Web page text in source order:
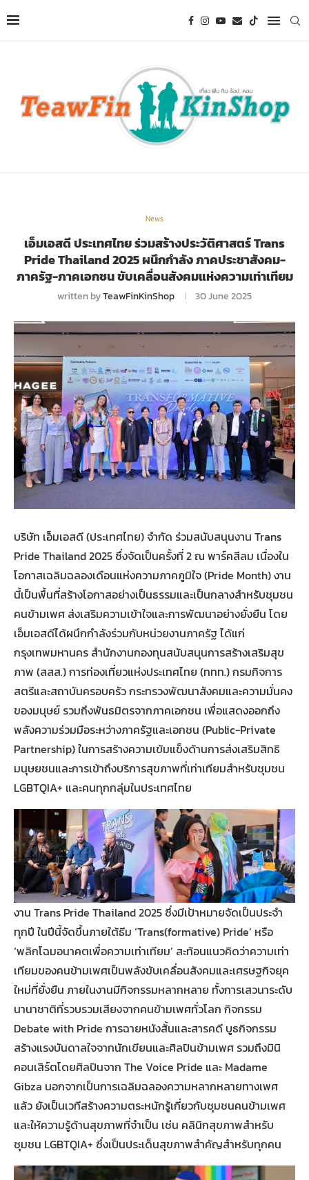
News
เอ็มเอสดี ประเทศไทย ร่วมสร้างประวัติศาสตร์ Trans
Pride Thailand 2025 ผนึกกำลัง ภาคประชาสังคม-
ภาครัฐ-ภาคเอกชน ขับเคลื่อนสังคมแห่งความเท่าเทียม
written byTeawFinKinShop 30 June 2025
บริษัท เอ็มเอสดี (ประเทศไทย) จำกัด ร่วมสนับสนุนงาน Trans
Pride Thailand 2025 ซึ่งจัดเป็นครั้งที่ 2 ณ พาร์คสีลม เนื่องใน
โอกาสเฉลิมฉลองเดือนแห่งความภาคภูมิใจ (Pride Month) งาน
นี้เป็นพื้นที่สร้างโอกาสอย่างเป็นธรรมและเป็นกลางสำหรับชุมชน
คนข้ามเพศ ส่งเสริมความเข้าใจและการพัฒนาอย่างยั่งยืน โดย
เอ็มเอสดีได้ผนึกกำลังร่วมกับหน่วยงานภาครัฐ ได้แก่
กรุงเทพมหานคร สำนักงานกองทุนสนับสนุนการสร้างเสริมสุข
ภาพ (สสส.) การท่องเที่ยวแห่งประเทศไทย (ททท.) กรมกิจการ
สตรีและสถาบันครอบครัว กระทรวงพัฒนาสังคมและความมั่นคง
ของมนุษย์ รวมถึงพันธมิตรจากภาคเอกชน เพื่อแสดงออกถึง
พลังความร่วมมือระหว่างภาครัฐและเอกชน (Public-Private
Partnership) ในการสร้างความเข้มแข็งด้านการส่งเสริมสิทธิ
มนุษยชนและการเข้าถึงบริการสุขภาพที่เท่าเทียมสำหรับชุมชน
LGBTQIA+ และคนทุกกลุ่มในประเทศไทย
งาน Trans Pride Thailand 2025 ซึ่งมีเป้าหมายจัดเป็นประจำ
ทุกปี ในปีนี้จัดขึ้นภายใต้ธีม ‘Trans(formative) Pride’ หรือ
‘พลิกโฉมอนาคตเพื่อความเท่าเทียม’ สะท้อนแนวคิดว่าความเท่า
เทียมของคนข้ามเพศเป็นพลังขับเคลื่อนสังคมและเศรษฐกิจยุค
ใหม่ที่ยั่งยืน ภายในงานมีกิจกรรมหลากหลาย ทั้งการเสวนาระดับ
นานาชาติที่รวบรวมเสียงจากคนข้ามเพศทั่วโลก กิจกรรม
Debate with Pride การฉายหนังสั้นและสารคดี บูธกิจกรรม
สร้างแรงบันดาลใจจากนักเขียนและศิลปินข้ามเพศ รวมถึงมินิ
คอนเสิร์ตโดยศิลปินจาก The Voice Pride และ Madame
Gibza นอกจากเป็นการเฉลิมฉลองความหลากหลายทางเพศ
แล้ว ยังเป็นเวทีสร้างความตระหนักรู้เกี่ยวกับชุมชนคนข้ามเพศ
และให้ความรู้ด้านสุขภาพที่จำเป็น เช่น คลินิกสุขภาพสำหรับ
ชุมชน LGBTQIA+ ซึ่งเป็นประเด็นสุขภาพสำคัญสำหรับทุกคน